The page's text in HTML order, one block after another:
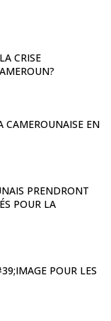
CRISE
CAMEROUNAISE EN
PRENDRONT
POUR LA
POUR LES